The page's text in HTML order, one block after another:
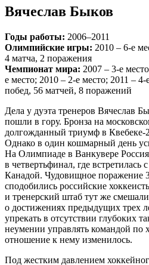
Вячеслав Быков
Годы работы: 2006–2011
Олимпийские игры: 2010 – 6-е
4 матча, 2 поражения
Чемпионат мира: 2007 – 3-е
е место; 2010 – 2-е место; 2011 – 4-
побед, 56 матчей, 8 поражений
Дела у дуэта тренеров Вячеслав
пошли в гору. Бронза на
долгожданный триумф в
Однако в один кошмарный день
На Олимпиаде в Ванкувере
в четвертьфинал, где встретилась
Канадой. Чудовищное поражение
сподобились российские
и тренерский штаб тут же
о достижениях предыдущих трех
упрекать в отсутствии глубоких
неумении управлять командой по
отношение к нему изменилось.
Под жестким давлением